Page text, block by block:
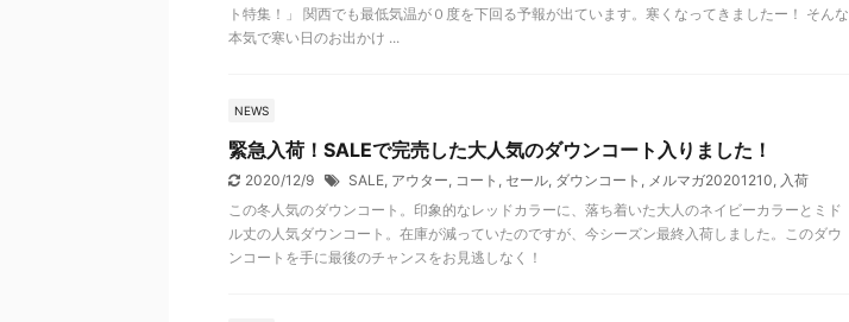
ト特集！」 関西でも最低気温が０度を下回る予報が出ています。寒くなってきましたー！ そんな
本気で寒い日のお出かけ ...
NEWS
緊急入荷！SALEで完売した大人気のダウンコート入りました！
2020/12/9 SALE, アウター, コート , セール, ダウンコート , メルマガ20201210, 入荷
この冬人気のダウンコート。印象的なレッドカラーに、落ち着いた大人のネイビーカラーとミド
ル丈の人気ダウンコート。在庫が減っていたのですが、今シーズン最終入荷しました。このダウ
ンコートを手に最後のチャンスをお見逃しなく！